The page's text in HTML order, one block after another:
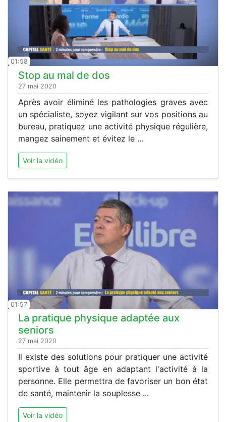
01:58
Stop au mal de dos
27 mai 2020
Après avoir éliminé les pathologies graves avec
un spécialiste, soyez vigilant sur vos positions au
bureau, pratiquez une activité physique régulière,
mangez sainement et évitez le ...
Voir la vidéo
01:57
La pratique physique adaptée aux
seniors
27 mai 2020
Il existe des solutions pour pratiquer une activité
sportive à tout âge en adaptant l'activité à la
personne. Elle permettra de favoriser un bon état
de santé, maintenir la souplesse ...
Voir la vidéo